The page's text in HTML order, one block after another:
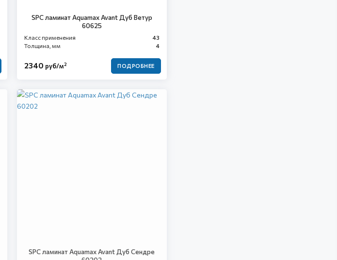
SPC ламинат Aquamax Avant Дуб Ветур
60625
Класс применения
43
Толщина, мм
4
2340 руб/м2 ПОДРОБНЕЕ
SPC ламинат Aquamax Avant Дуб Сендре